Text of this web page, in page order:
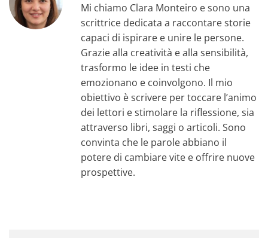
Mi chiamo Clara Monteiro e sono una
scrittrice dedicata a raccontare storie
capaci di ispirare e unire le persone.
Grazie alla creatività e alla sensibilità,
trasformo le idee in testi che
emozionano e coinvolgono. Il mio
obiettivo è scrivere per toccare l’animo
dei lettori e stimolare la riflessione, sia
attraverso libri, saggi o articoli. Sono
convinta che le parole abbiano il
potere di cambiare vite e offrire nuove
prospettive.